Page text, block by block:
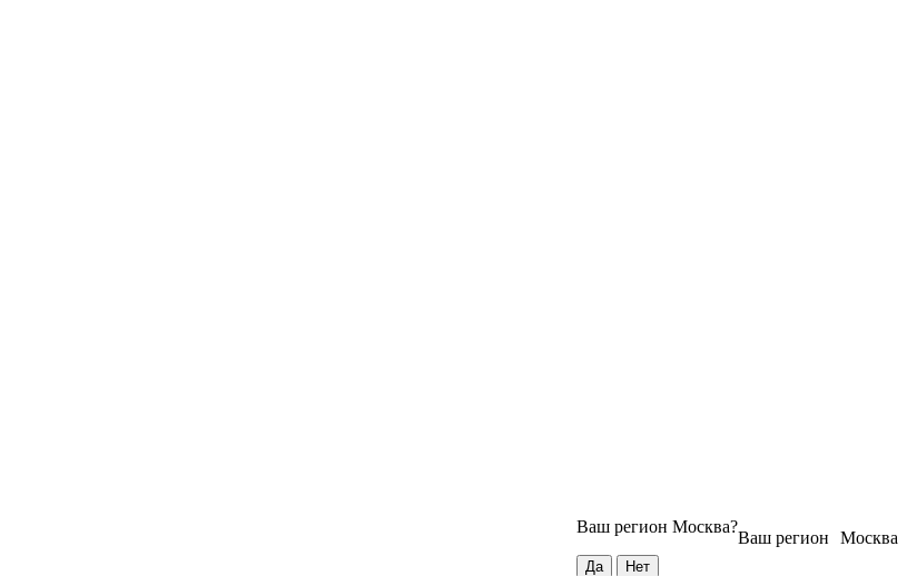
Москва
Ваш регион
Ваш регион Москва?